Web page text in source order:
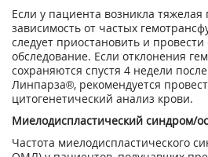
Если у пациента возникла тяжелая
зависимость от частых
следует приостановить и
обследование. Если отклонения
сохраняются спустя 4 недели
Линпарза®, рекомендуется
цитогенетический анализ крови.
Миелодиспластический синдром/
Частота миелодиспластического